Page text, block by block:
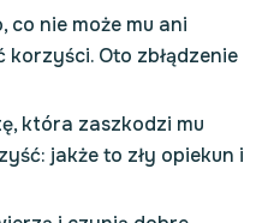
nie może mu ani
Oto zbłądzenie
która zaszkodzi mu
jakże to zły opiekun i